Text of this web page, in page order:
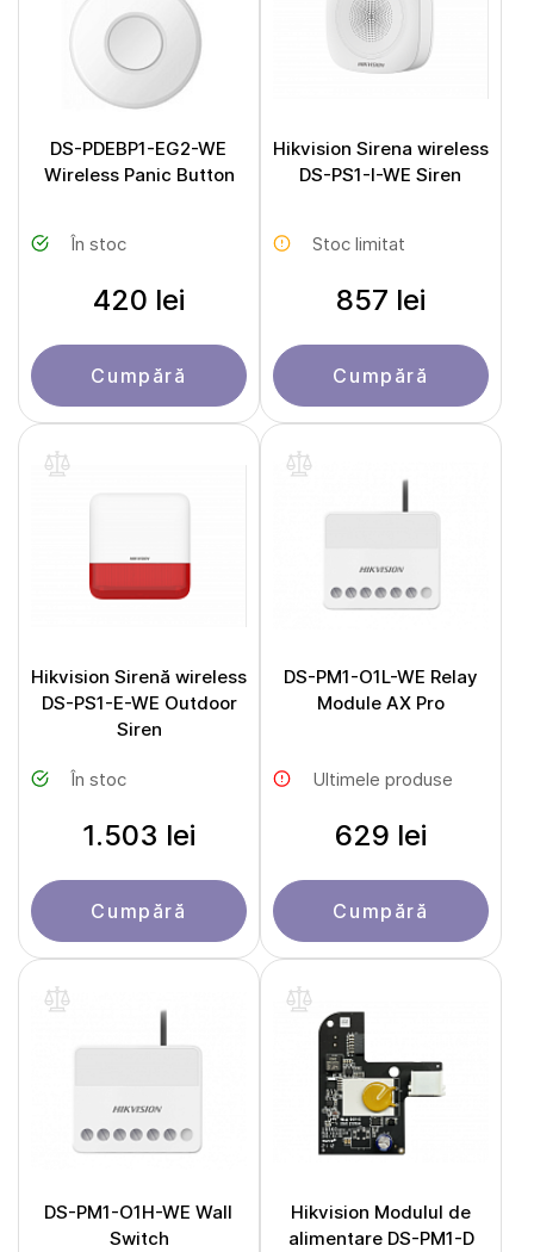
DS-PDEBP1-EG2-WE
Wireless Panic Button
În stoc
420 lei
Cumpără
Hikvision Sirena wireless
DS-PS1-I-WE Siren
Stoc limitat
857 lei
Cumpără
Hikvision Sirenă wireless
DS-PS1-E-WE Outdoor
Siren
În stoc
1.503 lei
Cumpără
DS-PM1-O1L-WE Relay
Module AX Pro
Ultimele produse
629 lei
Cumpără
DS-PM1-O1H-WE Wall
Switch
Hikvision Modulul de
alimentare DS-PM1-D